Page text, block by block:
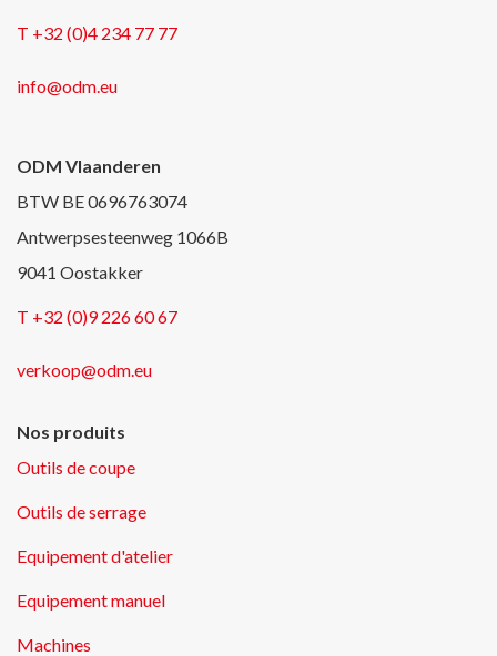
T +32 (0)4 234 77 77
info@odm.eu
ODM Vlaanderen
BTW BE 0696763074
Antwerpsesteenweg 1066B
9041 Oostakker
T +32 (0)9 226 60 67
verkoop@odm.eu
Nos produits
Outils de coupe
Outils de serrage
Equipement d'atelier
Equipement manuel
Machines